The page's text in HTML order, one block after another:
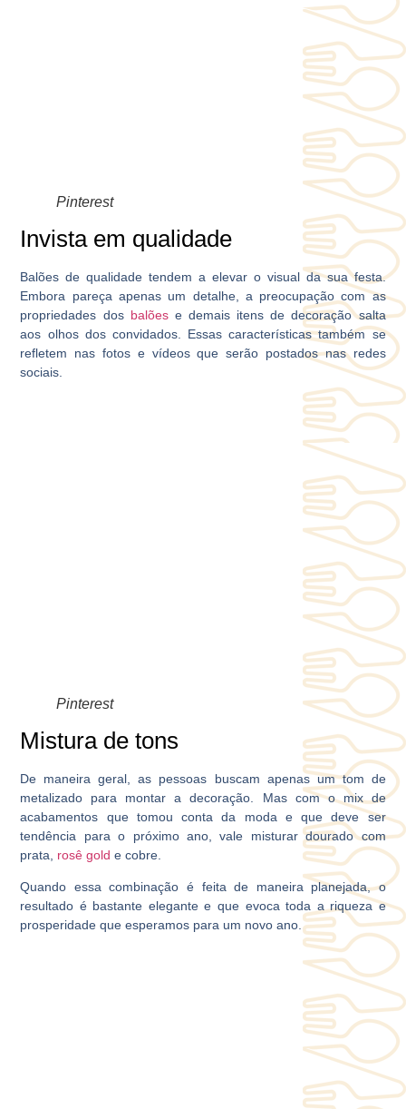
Pinterest
Invista em qualidade
Balões de qualidade tendem a elevar o visual da sua festa.
Embora pareça apenas um detalhe, a preocupação com as
propriedades dos balões e demais itens de decoração salta
aos olhos dos convidados. Essas características também se
refletem nas fotos e vídeos que serão postados nas redes
sociais.
Pinterest
Mistura de tons
De maneira geral, as pessoas buscam apenas um tom de
metalizado para montar a decoração. Mas com o mix de
acabamentos que tomou conta da moda e que deve ser
tendência para o próximo ano, vale misturar dourado com
prata, rosê gold e cobre.
Quando essa combinação é feita de maneira planejada, o
resultado é bastante elegante e que evoca toda a riqueza e
prosperidade que esperamos para um novo ano.